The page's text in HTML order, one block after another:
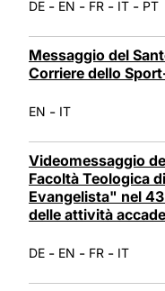
DE - EN - FR - IT - PT
Messaggio del
Corriere dello
EN - IT
Videomessaggio
Facoltà Teologica
Evangelista" nel
delle attività
DE - EN - FR - IT